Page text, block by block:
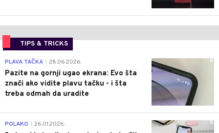
TIPS & TRICKS
0
PLAVA TAČKA 28.06.2026.
Pazite na gornji ugao ekrana: Evo šta
znači ako vidite plavu tačku - i šta
treba odmah da uradite
0
POLAKO 26.01.2026.